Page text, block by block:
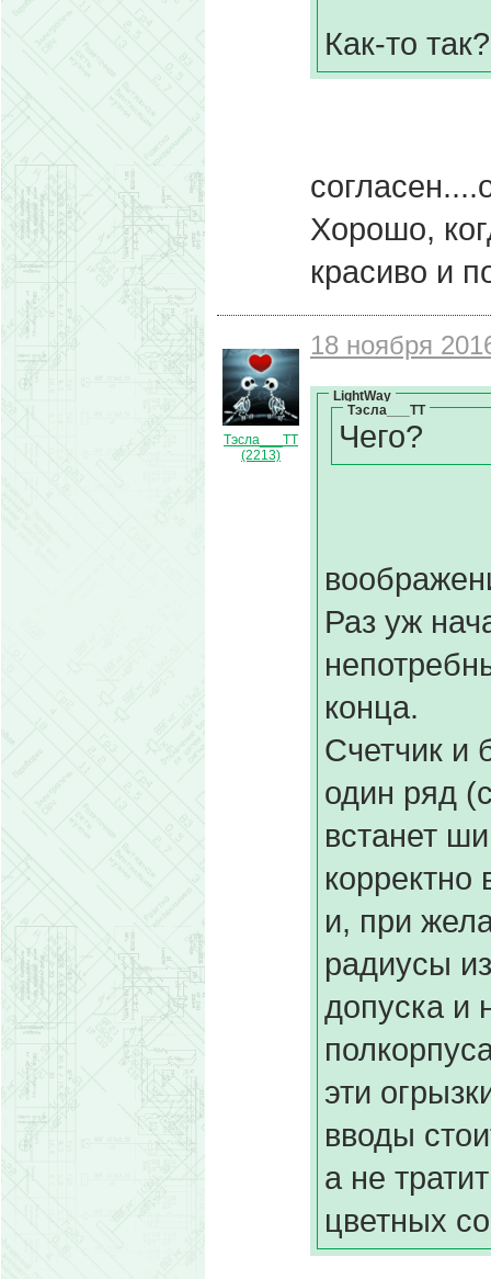
Как-то
Хорошо,
красиво и
Тэсла___ТТ
(2213)
18 ноября
LightWay
Тэсла___ТТ
Чего?
Раз уж
конца.
Счетчик и
один ряд
встанет
корректно
и, при
радиусы
допуска и
эти
вводы
а не
цветных